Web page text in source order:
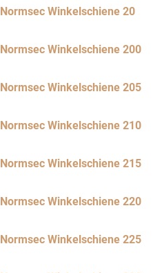
Normsec Winkelschiene 20
Normsec Winkelschiene 200
Normsec Winkelschiene 205
Normsec Winkelschiene 210
Normsec Winkelschiene 215
Normsec Winkelschiene 220
Normsec Winkelschiene 225